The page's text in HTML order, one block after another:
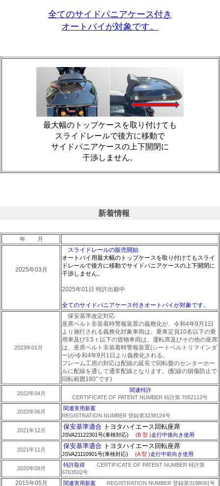
全てのサイドパニアケース付き
オートバイが対象です。
最大幅のトップケースを取り付けても
スライドレールで後方に移動で
サイドパニアケースの上下開閉に
干渉しません。
新着情報
年 月
2025年03月
スライドレールの販売開始
オートバイ用最大幅のトップケースを取り付けてもスライ
ドレールで後方に移動でサイドパニアケースの上下開閉に
干渉しません。
2025年01日 特許出願中
全てのサイドパニアケース付きオートバイが対象です。
2023年01月
保安基準改定対応
座席ベルト非装着時警報装置の義務化が、令和4年9月1日
より施行される義務化対象車両は、乗車定員10名以下の乗
用車及び3.5ｔ以下の貨物車両は、運転席及びその他の座席
は、座席ベルト非装着時警報装置(シートベルトリマインダ
ー)が令和4年9月1日より義務化される。
フレーム工房の対応は配線の延長で回転盤のセンターホー
ルに配線を通して通常配線となります。(配線の損傷防止で
回転範囲180°です)
2022年04月
関連特許
CERTIFICATE OF PATENT NUMBER 特許第 7052112号
2022年06月
関連実用新案
REGISTRATION NUMBER 登録第3238124号
2021年12月 保安基準適合 トヨタハイエース回転座席
JSVA21122301号(車検対応) (B 型 )走行中後向き使用
2021年11月 保安基準適合 トヨタハイエース回転座席
JSVA21110901号(車検対応) (A 型 )走行中前向き使用
2020年09月
特許取得
CERTIFICATE OF PATENT NUMBER 特許第
6763502号
2015年05月 関連実用新案 REGISTRATION NUMBER 登録第3198091号